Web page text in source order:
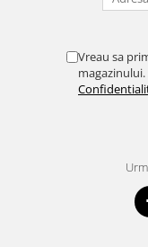
Vreau sa